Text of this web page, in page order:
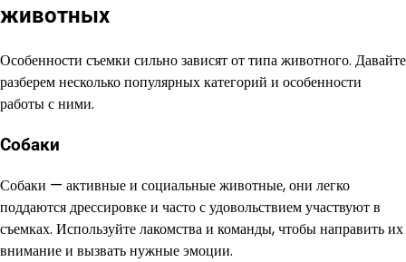
животных
Особенности съемки сильно зависят от типа животного. Давайте
разберем несколько популярных категорий и особенности
работы с ними.
Собаки
Собаки — активные и социальные животные, они легко
поддаются дрессировке и часто с удовольствием участвуют в
съемках. Используйте лакомства и команды, чтобы направить их
внимание и вызвать нужные эмоции.